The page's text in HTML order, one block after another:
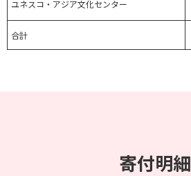
ユネスコ・アジア文化センター
合計
寄付明細